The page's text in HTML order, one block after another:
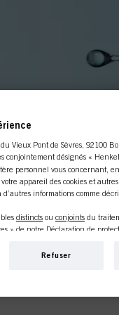
Vieux Pont de Sèvres, 92100
conjointement désignés «
personnel vous concernant,
appareil des cookies et
informations comme
distincts ou conjoints du
» de notre Déclaration de
votre utilisation de ce
Refuser